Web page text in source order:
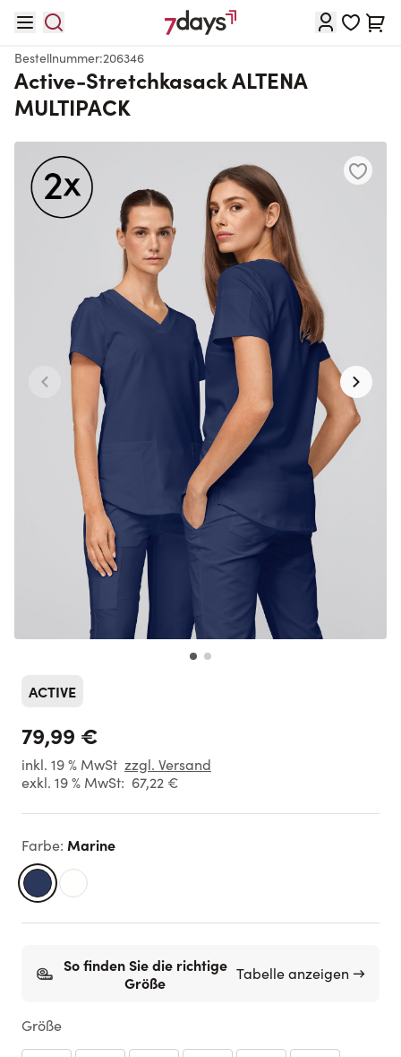
Bestellnummer:206346
Active-Stretchkasack ALTENA
MULTIPACK
ACTIVE
79,99 €
inkl. 19 % MwSt zzgl. Versand
exkl. 19 % MwSt: 67,22 €
Farbe: Marine
So finden Sie die richtige
Größe
Tabelle anzeigen →
Größe